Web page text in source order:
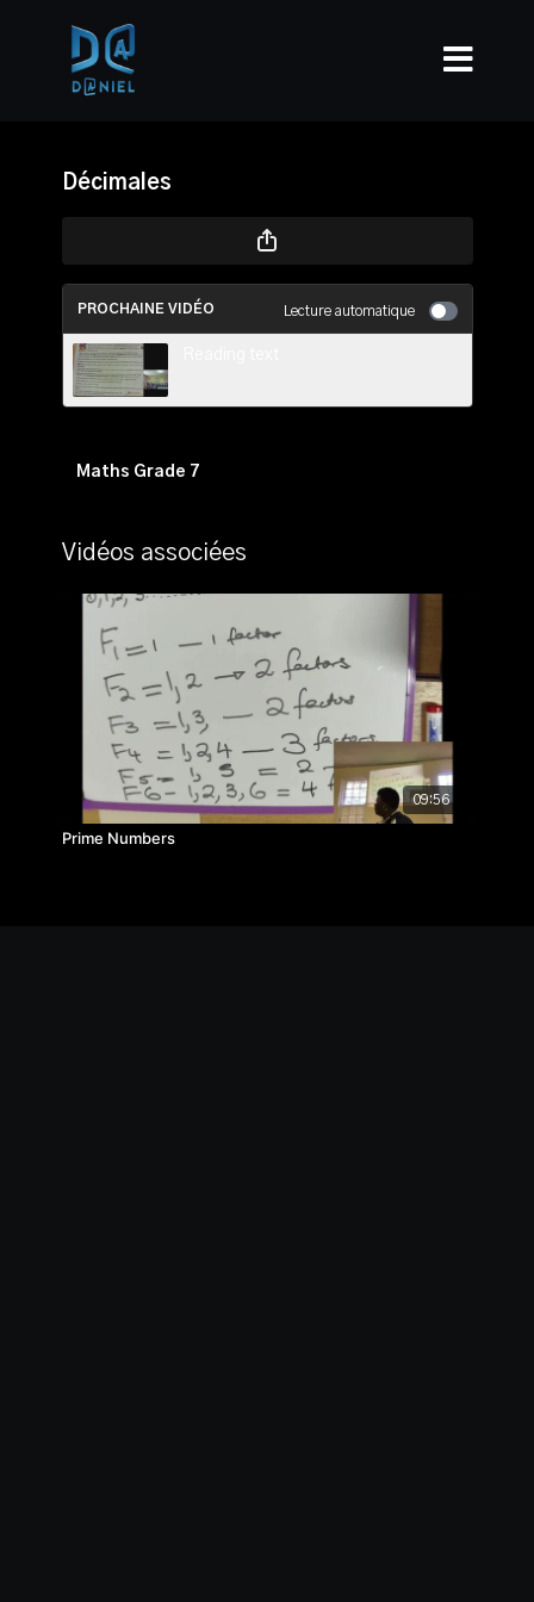
Décimales
PROCHAINE VIDÉO Lecture automatique
Maths Grade 7
Vidéos associées
09:56
Prime Numbers